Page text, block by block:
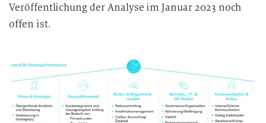
Veröffentlichung der Analyse im Januar 2023 noch
offen ist.